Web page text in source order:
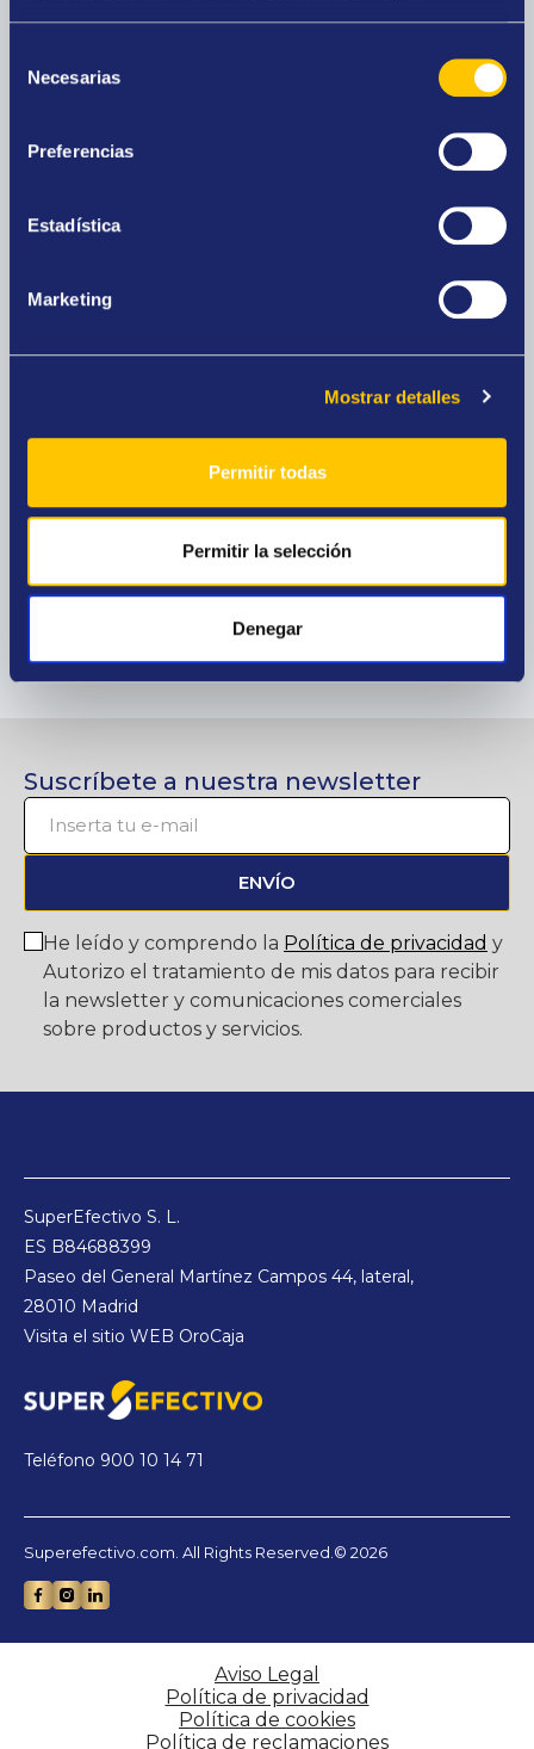
Necesarias
Preferencias
Estadística
Marketing
Mostrar detalles
Permitir todas
Permitir la selección
Denegar
La mayor tasación del mercado, presupuestos
Consigue dinero a cambio de tus joyas de oro y
elige el plazo en el que deseas recuperarlas.
Ocasiones únicas, precios especiales. Joyas
para inversión.
Suscríbete a nuestra newsletter
ENVÍO
He leído y comprendo la Política de privacidad y
Autorizo el tratamiento de mis datos para recibir
la newsletter y comunicaciones comerciales
sobre productos y servicios.
SuperEfectivo S. L.
ES B84688399
Paseo del General Martínez Campos 44, lateral,
28010 Madrid
Visita el sitio WEB OroCaja
Teléfono 900 10 14 71
Superefectivo.com. All Rights Reserved.© 2026
Aviso Legal
Política de privacidad
Política de cookies
Política de reclamaciones